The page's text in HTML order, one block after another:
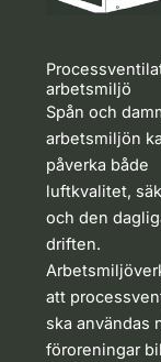
arbetsmiljö
Spån och
arbetsmiljön
påverka både
luftkvalitet,
och den
driften.
att
ska användas
föroreningar